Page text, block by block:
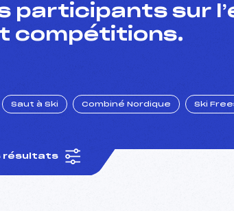
participants sur
compétitions.
Saut à Ski Combiné Nordique Ski
résultats